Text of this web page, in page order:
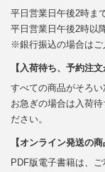
平日営業日午後2時ま
平日営業日午後2時以
※銀行振込の場合はご
【入荷待ち、予約注
すべての商品がそろい
お急ぎの場合は入荷
ださい。
【オンライン発送の商
PDF版電子書籍は、